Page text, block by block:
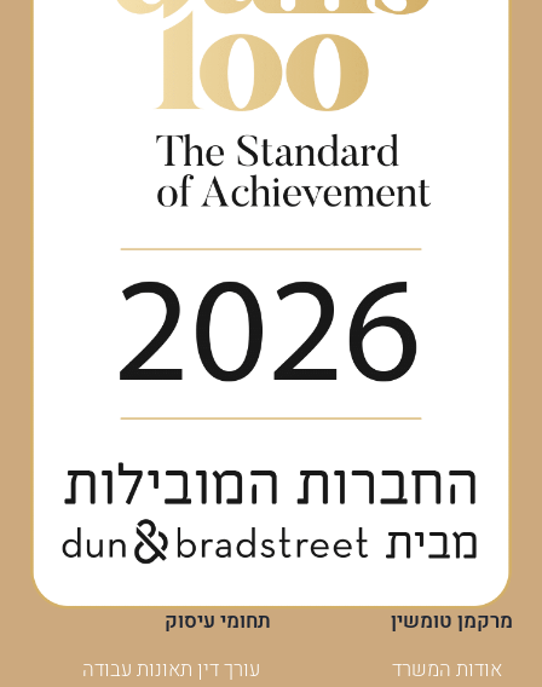
מרקמן טומשין
אודות המשרד
תחומי עיסוק
עורך דין תאונות עבודה